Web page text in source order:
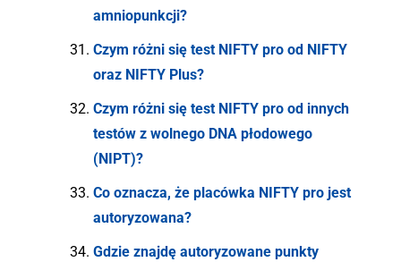
amniopunkcji?
Czym różni się test NIFTY pro od NIFTY
oraz NIFTY Plus?
Czym różni się test NIFTY pro od innych
testów z wolnego DNA płodowego
(NIPT)?
Co oznacza, że placówka NIFTY pro jest
autoryzowana?
Gdzie znajdę autoryzowane punkty